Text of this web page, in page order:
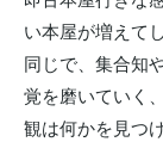
い本屋が増えて
同じで、集合知
覚を磨いていく
観は何かを見つ